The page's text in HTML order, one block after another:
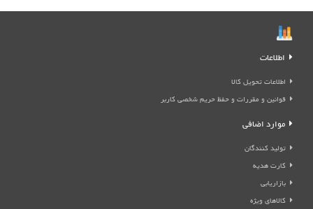
اطلاعات
اطلاعات تحویل کالا
قوانین و مقررات و حفظ حریم شخصی کاربر
موارد اضافی
تولید کنندگان
کارت هدیه
بازاریابی
کالاهای ویژه